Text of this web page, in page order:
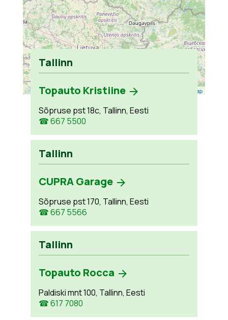
Leaflet OpenStreetMap
Tallinn
Topauto Kristiine
Sõpruse pst 18c, Tallinn, Eesti
☎ 667 5500
Tallinn
CUPRA Garage
Sõpruse pst 170, Tallinn, Eesti
☎ 667 5566
Tallinn
Topauto Rocca
Paldiski mnt 100, Tallinn, Eesti
☎ 617 7080